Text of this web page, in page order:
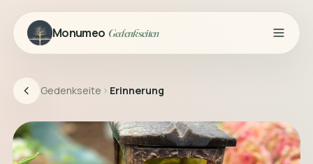
Monumeo Gedenkseiten
Gedenkseite Erinnerung